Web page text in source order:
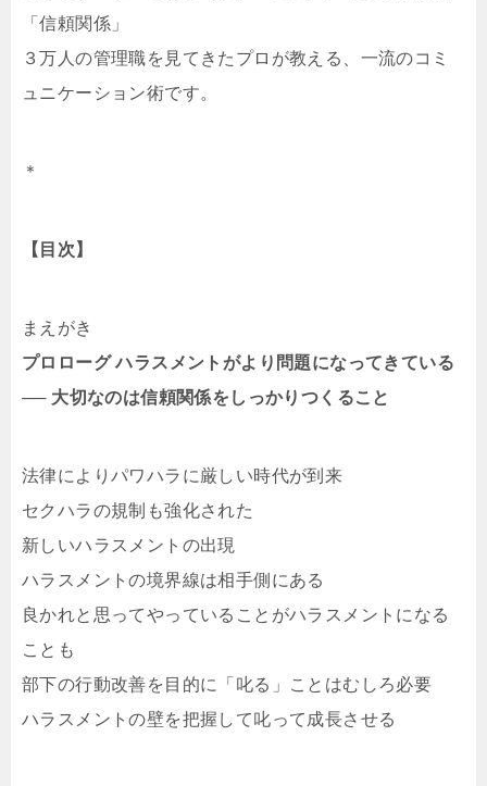
「信頼関係」
３万人の管理職を見てきたプロが教える、一流のコミ
ュニケーション術です。
＊
【目次】
まえがき
プロローグ ハラスメントがより問題になってきている
── 大切なのは信頼関係をしっかりつくること
法律によりパワハラに厳しい時代が到来
セクハラの規制も強化された
新しいハラスメントの出現
ハラスメントの境界線は相手側にある
良かれと思ってやっていることがハラスメントになる
ことも
部下の行動改善を目的に「叱る」ことはむしろ必要
ハラスメントの壁を把握して叱って成長させる